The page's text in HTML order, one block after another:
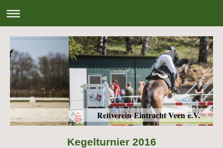
Reitverein Eintracht Veen e.V.
Kegelturnier 2016